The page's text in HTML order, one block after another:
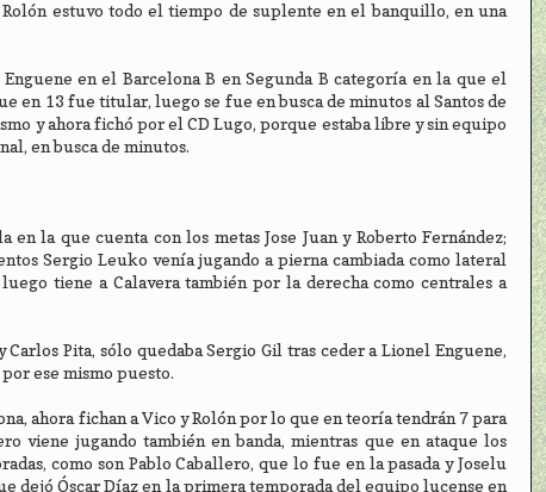
estuvo todo el tiempo de suplente en el banquillo, en una
en el Barcelona B en Segunda B categoría en la que el
en 13 fue titular, luego se fue en busca de minutos al Santos de
y ahora fichó por el CD Lugo, porque estaba libre y sin equipo
en busca de minutos.
la que cuenta con los metas Jose Juan y Roberto Fernández;
Sergio Leuko venía jugando a pierna cambiada como lateral
tiene a Calavera también por la derecha como centrales a
Pita, sólo quedaba Sergio Gil tras ceder a Lionel Enguene,
ese mismo puesto.
ahora fichan a Vico y Rolón por lo que en teoría tendrán 7 para
viene jugando también en banda, mientras que en ataque los
como son Pablo Caballero, que lo fue en la pasada y Joselu
dejó Óscar Díaz en la primera temporada del equipo lucense en